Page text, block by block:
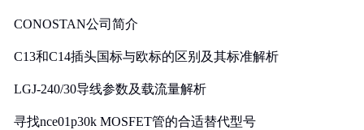
CONOSTAN公司简介
C13和C14插头国标与欧标的区别及其标准解析
LGJ-240/30导线参数及载流量解析
寻找nce01p30k MOSFET管的合适替代型号